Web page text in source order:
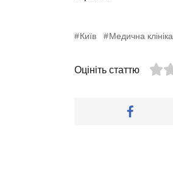
Київ Медична клініка
Оцініть статтю